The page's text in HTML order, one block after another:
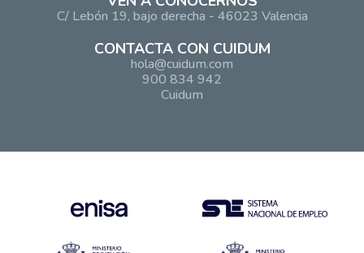
C/ Lebón 19, bajo derecha - 46023 Valencia
CONTACTA CON CUIDUM
hola@cuidum.com
900 834 942
Cuidum